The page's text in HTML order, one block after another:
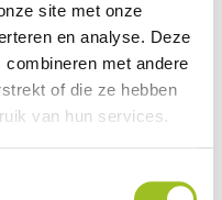
site met onze
en analyse. Deze
met andere
of die ze hebben
van hun services.
en Transport wordt